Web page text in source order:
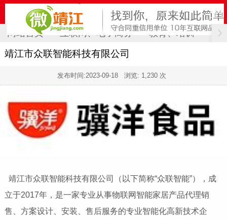
网站首页 互联网、电子商务 教育、培训 计
靖江市众联智能科技有限公司
发布时间:2023-09-18 浏览: 1,230 次
靖江市众联智能科技有限公司（以下简称“众联智能”），成
立于2017年，是一家专业从事物联网智能家居产品代理销
售、方案设计、安装、售后服务的专业智能化高新技术企